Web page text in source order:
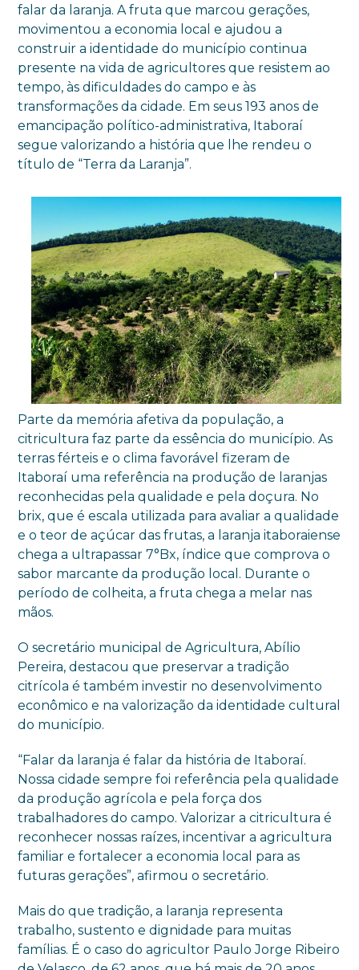
falar da laranja. A fruta que marcou gerações,
movimentou a economia local e ajudou a
construir a identidade do município continua
presente na vida de agricultores que resistem ao
tempo, às dificuldades do campo e às
transformações da cidade. Em seus 193 anos de
emancipação político-administrativa, Itaboraí
segue valorizando a história que lhe rendeu o
título de “Terra da Laranja”.
Parte da memória afetiva da população, a
citricultura faz parte da essência do município. As
terras férteis e o clima favorável fizeram de
Itaboraí uma referência na produção de laranjas
reconhecidas pela qualidade e pela doçura. No
brix, que é escala utilizada para avaliar a qualidade
e o teor de açúcar das frutas, a laranja itaboraiense
chega a ultrapassar 7°Bx, índice que comprova o
sabor marcante da produção local. Durante o
período de colheita, a fruta chega a melar nas
mãos.
O secretário municipal de Agricultura, Abílio
Pereira, destacou que preservar a tradição
citrícola é também investir no desenvolvimento
econômico e na valorização da identidade cultural
do município.
“Falar da laranja é falar da história de Itaboraí.
Nossa cidade sempre foi referência pela qualidade
da produção agrícola e pela força dos
trabalhadores do campo. Valorizar a citricultura é
reconhecer nossas raízes, incentivar a agricultura
familiar e fortalecer a economia local para as
futuras gerações”, afirmou o secretário.
Mais do que tradição, a laranja representa
trabalho, sustento e dignidade para muitas
famílias. É o caso do agricultor Paulo Jorge Ribeiro